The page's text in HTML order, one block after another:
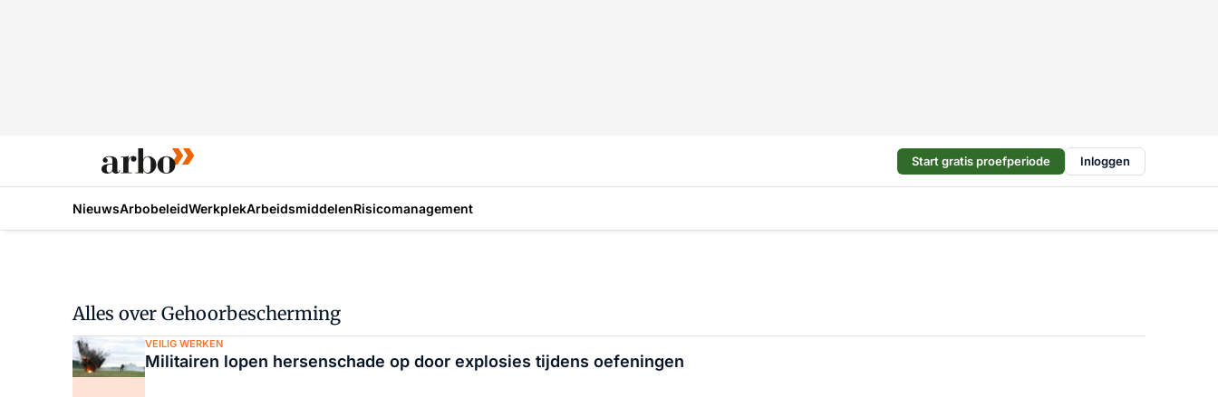
Start gratis proefperiode Inloggen
NieuwsArbobeleidWerkplekArbeidsmiddelenRisicomanagement
Alles over Gehoorbescherming
VEILIG WERKEN
Militairen lopen hersenschade op door explosies tijdens oefeningen